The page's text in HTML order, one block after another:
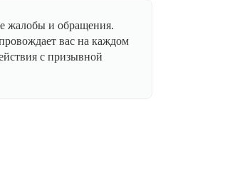
жалобы и обращения.
вас на каждом
с призывной